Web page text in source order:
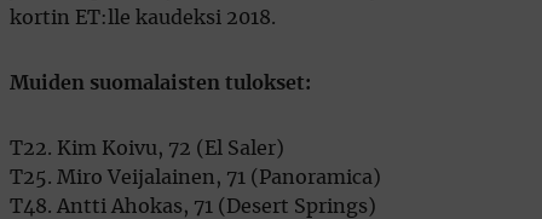
kortin ET:lle kaudeksi 2018.
Muiden suomalaisten tulokset:
T22. Kim Koivu, 72 (El Saler)
T25. Miro Veijalainen, 71 (Panoramica)
T48. Antti Ahokas, 71 (Desert Springs)